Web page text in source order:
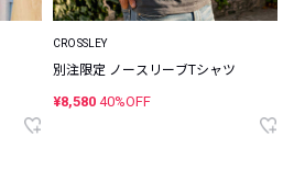
CROSSLEY
別注限定 ノースリーブTシャツ
¥8,580 40%OFF